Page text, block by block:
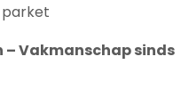
– Vakmanschap sinds